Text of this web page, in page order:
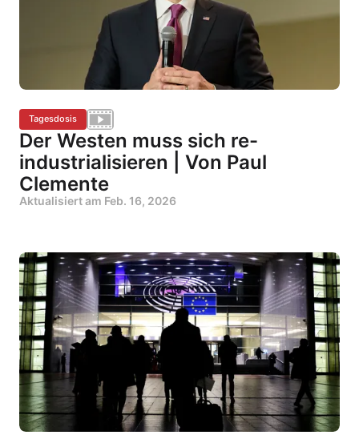
Tagesdosis
Der Westen muss sich re-
industrialisieren | Von Paul
Clemente
Aktualisiert am Feb. 16, 2026